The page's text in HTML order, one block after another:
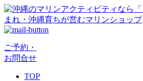
ご予約・
お問合せ
TOP